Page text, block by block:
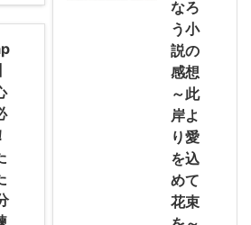
なろ
う小
説の
感想
～此
岸よ
り愛
を込
めて
花束